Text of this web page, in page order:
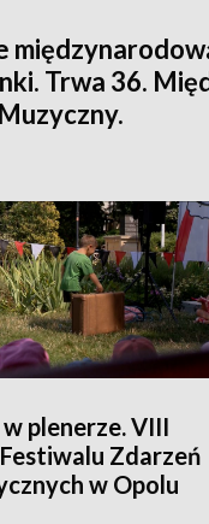
Trwa 36.
plenerze. VIII
Zdarzeń
w Opolu